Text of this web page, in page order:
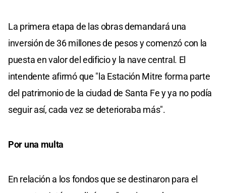
La primera etapa de las obras demandará una
inversión de 36 millones de pesos y comenzó con la
puesta en valor del edificio y la nave central. El
intendente afirmó que "la Estación Mitre forma parte
del patrimonio de la ciudad de Santa Fe y ya no podía
seguir así, cada vez se deterioraba más".
Por una multa
En relación a los fondos que se destinaron para el